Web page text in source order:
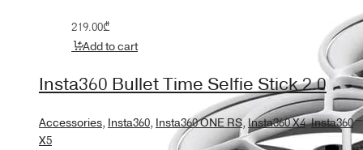
219.00₾
Add to cart
Insta360 Bullet Time Selfie Stick 2.0
Accessories, Insta360, Insta360 ONE RS, Insta360 X4,Insta360
X5